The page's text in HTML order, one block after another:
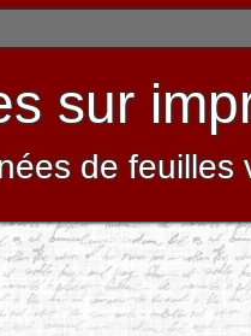
sur
de feuilles